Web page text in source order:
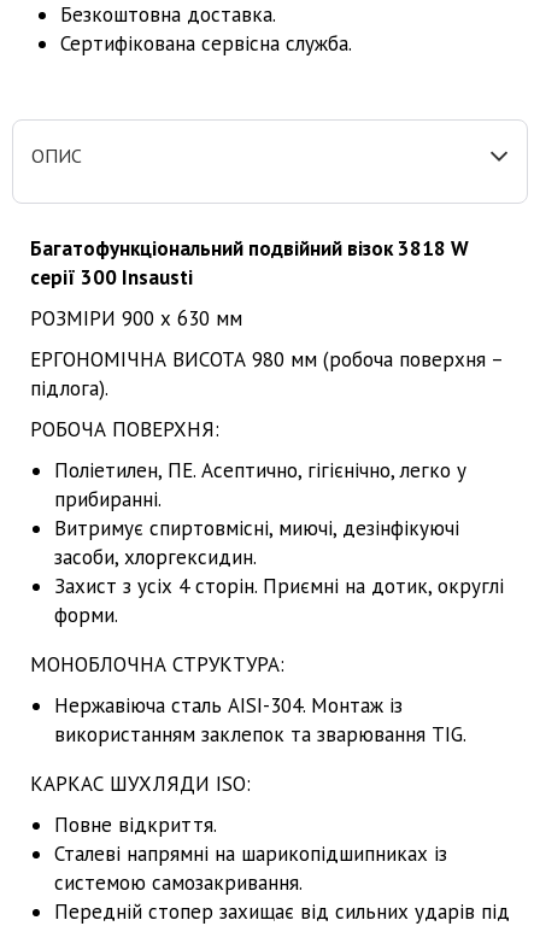
Безкоштовна доставка.
Сертифікована сервісна служба.
ОПИС
Багатофункціональний подвійний візок 3818 W
серії 300 Insausti
РОЗМІРИ 900 х 630 мм
ЕРГОНОМІЧНА ВИСОТА 980 мм (робоча поверхня –
підлога).
РОБОЧА ПОВЕРХНЯ:
Поліетилен, ПЕ. Асептично, гігієнічно, легко у
прибиранні.
Витримує спиртовмісні, миючі, дезінфікуючі
засоби, хлоргексидин.
Захист з усіх 4 сторін. Приємні на дотик, округлі
форми.
МОНОБЛОЧНА СТРУКТУРА:
Нержавіюча сталь AISI-304. Монтаж із
використанням заклепок та зварювання TIG.
КАРКАС ШУХЛЯДИ ISO:
Повне відкриття.
Сталеві напрямні на шарикопідшипниках із
системою самозакривання.
Передній стопер захищає від сильних ударів під